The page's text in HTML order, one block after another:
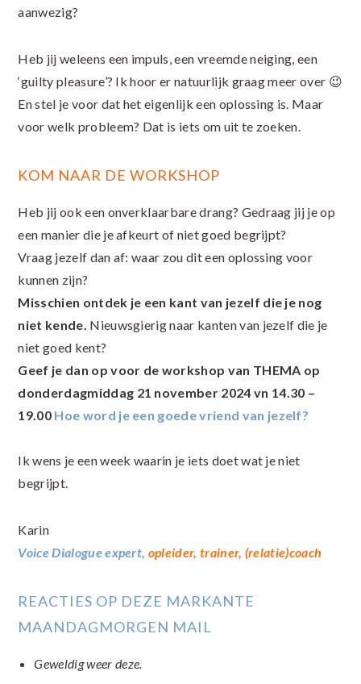
aanwezig?
Heb jij weleens een impuls, een vreemde neiging, een
‘guilty pleasure’? Ik hoor er natuurlijk graag meer over 😉
En stel je voor dat het eigenlijk een oplossing is. Maar
voor welk probleem? Dat is iets om uit te zoeken.
KOM NAAR DE WORKSHOP
Heb jij ook een onverklaarbare drang? Gedraag jij je op
een manier die je afkeurt of niet goed begrijpt?
Vraag jezelf dan af: waar zou dit een oplossing voor
kunnen zijn?
Misschien ontdek je een kant van jezelf die je nog
niet kende. Nieuwsgierig naar kanten van jezelf die je
niet goed kent?
Geef je dan op voor de workshop van THEMA op
donderdagmiddag 21 november 2024 vn 14.30 –
19.00 Hoe word je een goede vriend van jezelf?
Ik wens je een week waarin je iets doet wat je niet
begrijpt.
Karin
Voice Dialogue expert, opleider, trainer, (relatie)coach
REACTIES OP DEZE MARKANTE
MAANDAGMORGEN MAIL
Geweldig weer deze.